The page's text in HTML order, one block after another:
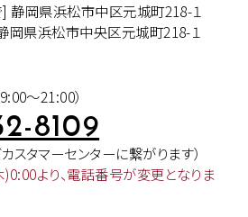
静岡県浜松市中区元城町218-１
岡県浜松市中央区元城町218-１
～21:00）
8109
スタマーセンターに繋がります）
より、電話番号が変更となりま